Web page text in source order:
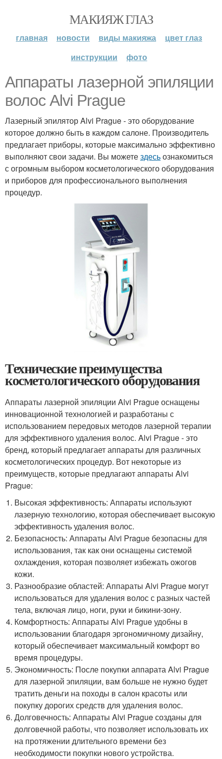
МАКИЯЖ ГЛАЗ
главная новости виды макияжа
цвет глаз
инструкции
фото
Аппараты лазерной эпиляции
волос Alvi Prague
Лазерный эпилятор Alvi Prague - это оборудование
которое должно быть в каждом салоне. Производитель
предлагает приборы, которые максимально эффективно
выполняют свои задачи. Вы можетездесьознакомиться
с огромным выбором косметологического оборудования
и приборов для профессионального выполнения
процедур.
Технические преимущества
косметологического оборудования
Аппараты лазерной эпиляции Alvi Prague оснащены
инновационной технологией и разработаны с
использованием передовых методов лазерной терапии
для эффективного удаления волос. Alvi Prague - это
бренд, который предлагает аппараты для различных
косметологических процедур. Вот некоторые из
преимуществ, которые предлагают аппараты Alvi
Prague:
Высокая эффективность: Аппараты используют
лазерную технологию, которая обеспечивает высокую
эффективность удаления волос.
Безопасность: Аппараты Alvi Prague безопасны для
использования, так как они оснащены системой
охлаждения, которая позволяет избежать ожогов
кожи.
Разнообразие областей: Аппараты Alvi Prague могут
использоваться для удаления волос с разных частей
тела, включая лицо, ноги, руки и бикини-зону.
Комфортность: Аппараты Alvi Prague удобны в
использовании благодаря эргономичному дизайну,
который обеспечивает максимальный комфорт во
время процедуры.
Экономичность: После покупки аппарата Alvi Prague
для лазерной эпиляции, вам больше не нужно будет
тратить деньги на походы в салон красоты или
покупку дорогих средств для удаления волос.
Долговечность: Аппараты Alvi Prague созданы для
долговечной работы, что позволяет использовать их
на протяжении длительного времени без
необходимости покупки нового устройства.